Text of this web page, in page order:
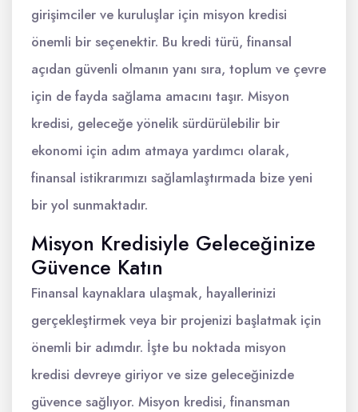
girişimciler ve kuruluşlar için misyon kredisi
önemli bir seçenektir. Bu kredi türü, finansal
açıdan güvenli olmanın yanı sıra, toplum ve çevre
için de fayda sağlama amacını taşır. Misyon
kredisi, geleceğe yönelik sürdürülebilir bir
ekonomi için adım atmaya yardımcı olarak,
finansal istikrarımızı sağlamlaştırmada bize yeni
bir yol sunmaktadır.
Misyon Kredisiyle Geleceğinize
Güvence Katın
Finansal kaynaklara ulaşmak, hayallerinizi
gerçekleştirmek veya bir projenizi başlatmak için
önemli bir adımdır. İşte bu noktada misyon
kredisi devreye giriyor ve size geleceğinizde
güvence sağlıyor. Misyon kredisi, finansman